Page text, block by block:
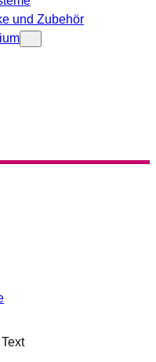
und Zubehör